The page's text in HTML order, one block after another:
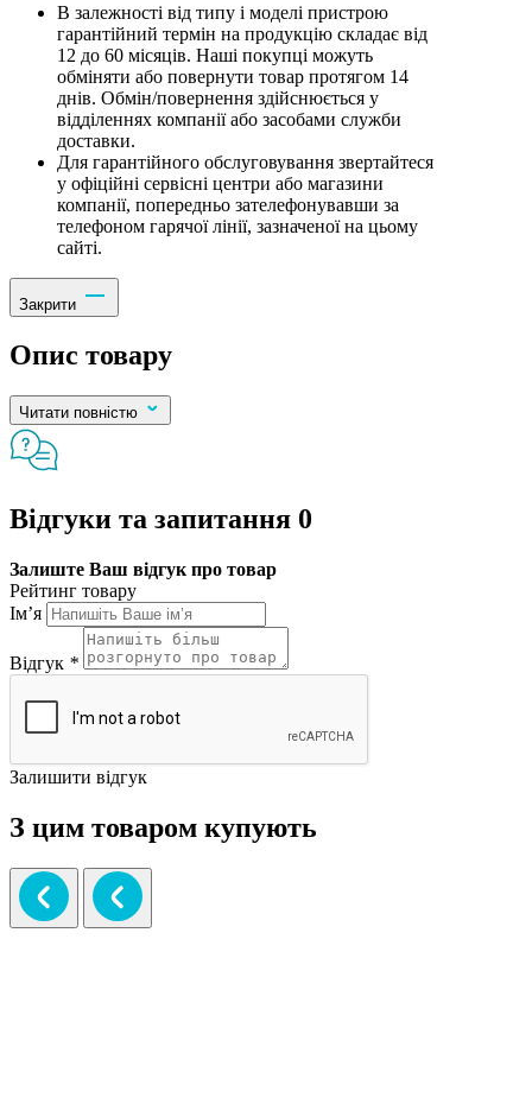
В залежності від типу і моделі пристрою
гарантійний термін на продукцію складає від
12 до 60 місяців. Наші покупці можуть
обміняти або повернути товар протягом 14
днів. Обмін/повернення здійснюється у
відділеннях компанії або засобами служби
доставки.
Для гарантійного обслуговування звертайтеся
у офіційні сервісні центри або магазини
компанії, попередньо зателефонувавши за
телефоном гарячої лінії, зазначеної на цьому
сайті.
Закрити
Опис товару
Читати повністю
Відгуки та запитання 0
Залиште Ваш відгук про товар
Рейтинг товару
Ім’я
Відгук *
Залишити відгук
З цим товаром купують